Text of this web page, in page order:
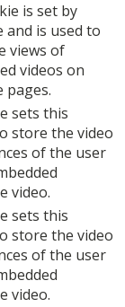
is set by
and is used to
views of
videos on
pages.
sets this
store the video
of the user
video.
sets this
store the video
of the user
video.